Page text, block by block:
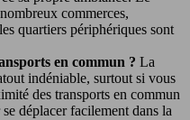
commerces,
quartiers périphériques sont
en commun ? La
indéniable, surtout si vous
des transports en commun
déplacer facilement dans la